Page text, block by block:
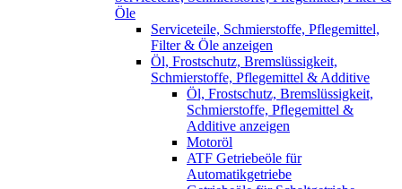
Öle
Serviceteile, Schmierstoffe, Pflegemittel,
Filter & Öle anzeigen
Öl, Frostschutz, Bremslüssigkeit,
Schmierstoffe, Pflegemittel & Additive
Öl, Frostschutz, Bremslüssigkeit,
Schmierstoffe, Pflegemittel &
Additive anzeigen
Motoröl
ATF Getriebeöle für
Automatikgetriebe